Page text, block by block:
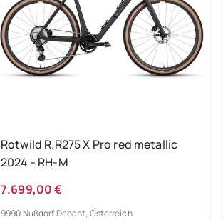
Rotwild R.R275 X Pro red metallic
2024 - RH-M
7.699,00 €
9990 Nußdorf Debant, Österreich